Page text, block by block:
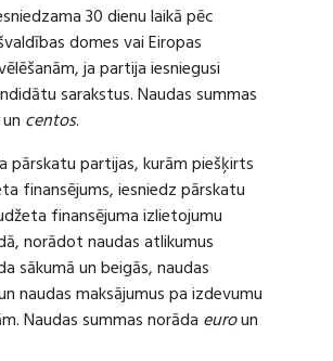
30 dienu laikā pēc
domes vai Eiropas
ja partija iesniegusi
sarakstus. Naudas summas
un centos.
pārskatu partijas, kurām piešķirts
finansējums, iesniedz pārskatu
finansējuma izlietojumu
norādot naudas atlikumus
sākumā un beigās, naudas
naudas maksājumus pa izdevumu
Naudas summas norāda euroun